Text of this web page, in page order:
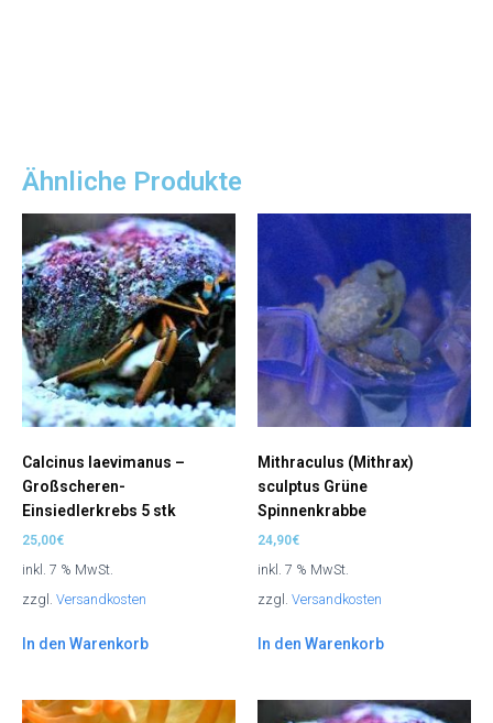
Ähnliche Produkte
Calcinus laevimanus –
Großscheren-
Einsiedlerkrebs 5 stk
25,00€
inkl. 7 % MwSt.
zzgl. Versandkosten
In den Warenkorb
Mithraculus (Mithrax)
sculptus Grüne
Spinnenkrabbe
24,90€
inkl. 7 % MwSt.
zzgl. Versandkosten
In den Warenkorb